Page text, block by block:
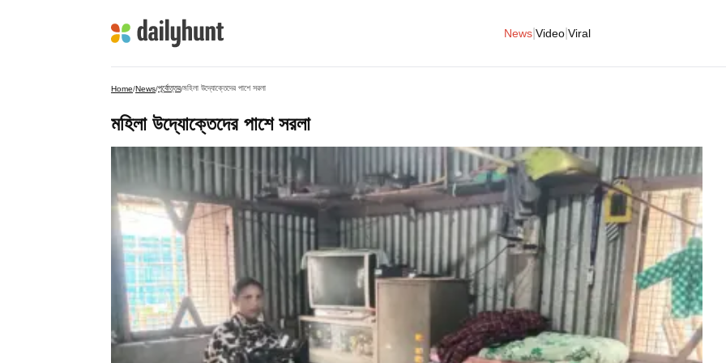
News Video Viral
Home/News/পূর্বোত্তর/মহিলা উদ্যোক্তেদের পাশে সরলা
মহিলা উদ্যোক্তেদের পাশে সরলা